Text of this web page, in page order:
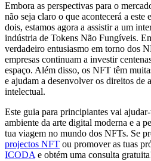
Embora as perspectivas para o
não seja claro o que acontecerá a este
dois, estamos agora a assistir a um
indústria de Tokens Não Fungíveis.
verdadeiro entusiasmo em torno dos
empresas continuam a investir
espaço. Além disso, os NFT têm
e ajudam a desenvolver os direitos de
intelectual.
Este guia para principiantes vai
ambiente da arte digital moderna e a
tua viagem no mundo dos NFTs. Se
projectos NFT ou promover as tuas
ICODA e obtém uma consulta